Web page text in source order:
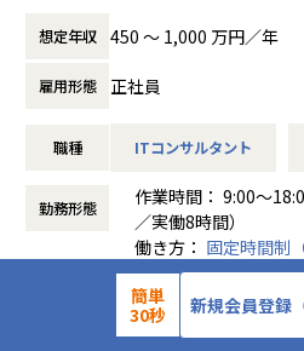
しております！
是非ご覧ください！
HOPES blog：https://blog.hopes-
「DX推進の最前線：お客様の社内
https://blog.hopes-ise.co.jp/
ホープスでは、リモ
く、プロジェクトに
ています。
て、システムの導入・開発を行うポ
要件定義から開発・導入フェーズま
経験に近しい領域をご担当いただき
またキャリアビジョンに合わせて、
境なので、スキルの幅を広げるこ
《具体的な業務内容》
・要件定義・基本設計・詳細設計
・Outsystemsを用いたアプリ開発
・API／外部システムとの連携
想定年収 450 〜 1,000 万円／年
雇用形態 正社員
職種 ITコンサルタント
勤務形態
作業時間： 9:00～
／実働8時間）
働き方： 固定時間制
時など）
時間外労働の有無：
休憩時間： 60分
「バックオフィスDX
をモットーに、
バックオフィス業務
簡単
30秒
新規会員登録